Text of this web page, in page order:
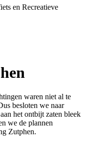
en Recreatieve
waren niet al te
besloten we naar
het ontbijt zaten bleek
we de plannen
Zutphen.